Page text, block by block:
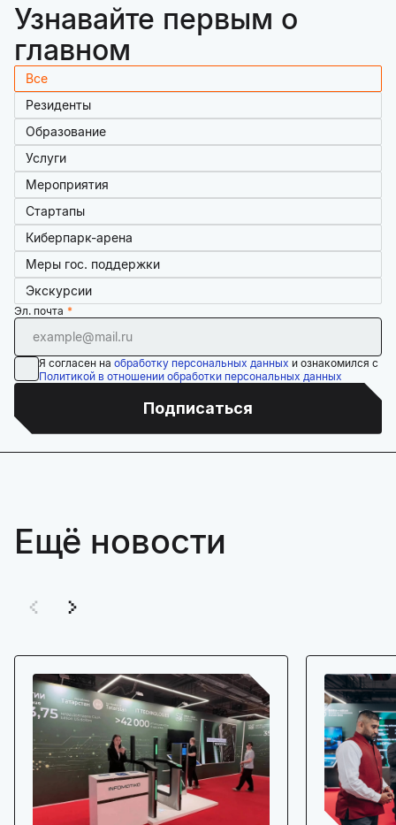
Узнавайте первым о
главном
Все
Резиденты
Образование
Услуги
Мероприятия
Стартапы
Киберпарк-арена
Меры гос. поддержки
Экскурсии
Эл. почта
Я согласен на обработку персональных данных и ознакомился с
Политикой в отношении обработки персональных данных
Подписаться
Ещё новости